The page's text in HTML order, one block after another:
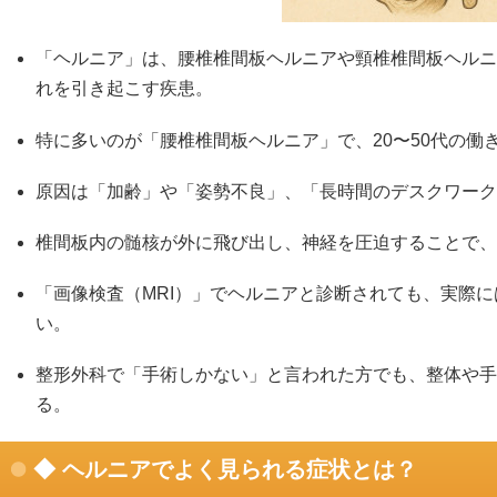
「ヘルニア」は、腰椎椎間板ヘルニアや頸椎椎間板ヘル
れを引き起こす疾患。
特に多いのが「腰椎椎間板ヘルニア」で、20〜50代の働
原因は「加齢」や「姿勢不良」、「長時間のデスクワー
椎間板内の髄核が外に飛び出し、神経を圧迫することで
「画像検査（MRI）」でヘルニアと診断されても、実際
い。
整形外科で「手術しかない」と言われた方でも、整体や
る。
◆ ヘルニアでよく見られる症状とは？